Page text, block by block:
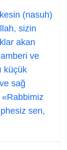
(nasuh)
sizin
akan
ve
küçük
sağ
«Rabbimiz
sen,